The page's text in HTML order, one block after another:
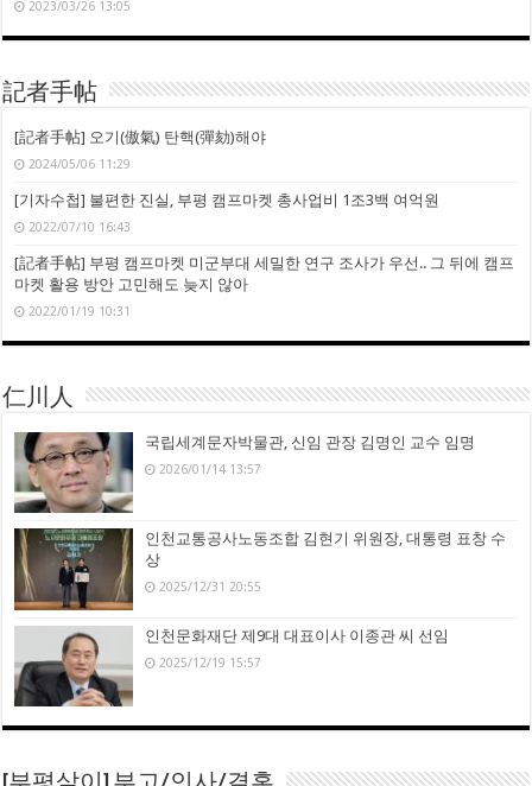
2023/03/26 13:05
記者手帖
[記者手帖] 오기(傲氣) 탄핵(彈劾)해야
2024/05/06 11:29
[기자수첩] 불편한 진실, 부평 캠프마켓 총사업비 1조3백 여억원
2022/07/10 16:43
[記者手帖] 부평 캠프마켓 미군부대 세밀한 연구 조사가 우선.. 그 뒤에 캠프
마켓 활용 방안 고민해도 늦지 않아
2022/01/19 10:31
仁川人
국립세계문자박물관, 신임 관장 김명인 교수 임명
2026/01/14 13:57
인천교통공사노동조합 김현기 위원장, 대통령 표창 수
상
2025/12/31 20:55
인천문화재단 제9대 대표이사 이종관 씨 선임
2025/12/19 15:57